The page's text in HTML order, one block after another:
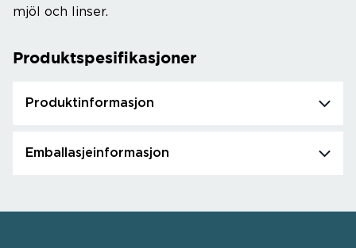
mjöl och linser.
Produktspesifikasjoner
Produktinformasjon
Emballasjeinformasjon